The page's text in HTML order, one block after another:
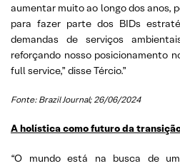
aumentar muito ao longo dos anos,
para fazer parte dos BIDs
demandas de serviços
reforçando nosso posicionamento
full service,” disse Tércio.”
Fonte: Brazil Journal; 26/06/2024
A holística como futuro da
“O mundo está na busca de